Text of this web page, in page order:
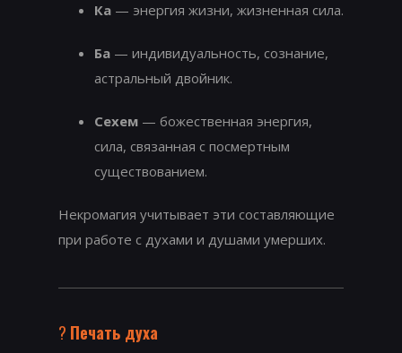
Ка — энергия жизни, жизненная сила.
Ба — индивидуальность, сознание,
астральный двойник.
Сехем — божественная энергия,
сила, связанная с посмертным
существованием.
Некромагия учитывает эти составляющие
при работе с духами и душами умерших.
?️ Печать духа